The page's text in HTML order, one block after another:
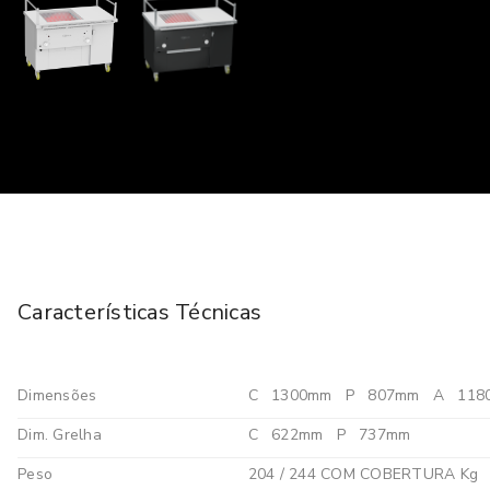
Características Técnicas
Dimensões C 1300mm P 807mm A
Dim. Grelha
C 622mm P
737mm
Peso
204 / 244 COM COBERTURA Kg